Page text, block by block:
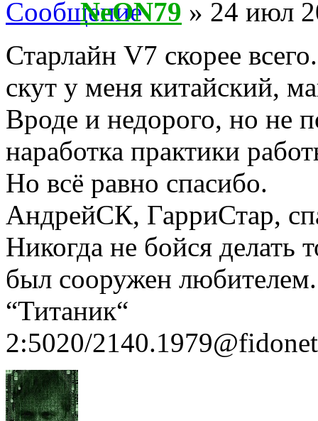
NeON79 » 24 июл
Старлайн V7 скорее
скут у меня китайский,
Вроде и недорого, но не
наработка практики
Но всё равно спасибо.
АндрейСК, ГарриСтар,
Никогда не бойся делать
был сооружен
“Титаник“
2:5020/2140.1979@fidonet